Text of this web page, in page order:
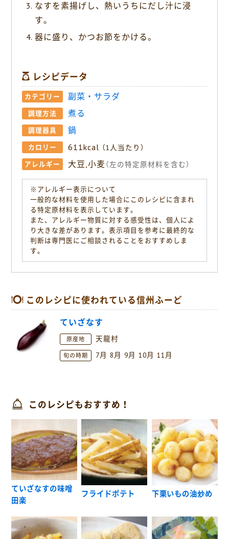
なすを素揚げし、熱いうちにだし汁に浸
す。
器に盛り、かつお節をかける。
レシピデータ
カテゴリー 副菜・サラダ
調理方法 煮る
調理器具 鍋
カロリー 611kcal （1人当たり）
アレルギー 大豆,小麦 （左の特定原材料を含む）
※アレルギー表示について
一般的な材料を使用した場合にこのレシピに含まれ
る特定原材料を表示しています。
また、アレルギー物質に対する感受性は、個人によ
り大きな差があります。表示項目を参考に最終的な
判断は専門医にご相談されることをおすすめしま
す。
このレシピに使われている信州ふーど
ていざなす
原産地 天龍村
旬の時期 7月 8月 9月 10月 11月
このレシピもおすすめ！
ていざなすの味噌
田楽
フライドポテト 下栗いもの油炒め